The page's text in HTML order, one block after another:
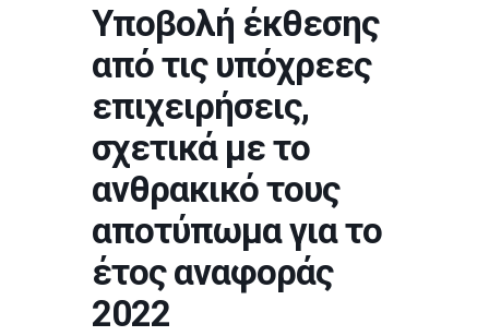
Υποβολή έκθεσης
από τις υπόχρεες
επιχειρήσεις,
σχετικά με το
ανθρακικό τους
αποτύπωμα για το
έτος αναφοράς
2022